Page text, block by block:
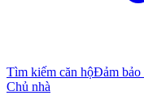
Tìm kiếm căn hộĐảm bảo
Chủ nhà